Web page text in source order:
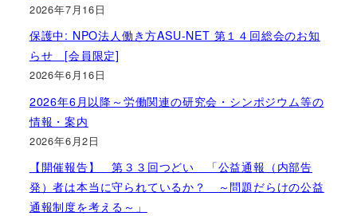
2026年7月16日
保護中: NPO法人働き方ASU-NET 第１４回総会のお知
らせ [会員限定]
2026年6月16日
2026年6月以降～労働関連の研究会・シンポジウム等の
情報・案内
2026年6月2日
【開催報告】 第３３回つどい 「公益通報（内部告
発）者は本当に守られているか？ ～問題だらけの公益
通報制度を考える～」